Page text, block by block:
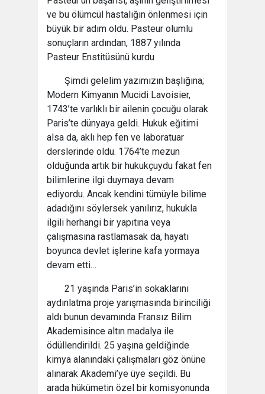
ve bu ölümcül hastalığın önlenmesi için
büyük bir adım oldu. Pasteur olumlu
sonuçların ardından, 1887 yılında
Pasteur Enstitüsünü kurdu
Şimdi gelelim yazımızın başlığına;
Modern Kimyanın Mucidi Lavoisier,
1743’te varlıklı bir ailenin çocuğu olarak
Paris’te dünyaya geldi. Hukuk eğitimi
alsa da, aklı hep fen ve laboratuar
derslerinde oldu. 1764’te mezun
olduğunda artık bir hukukçuydu fakat fen
bilimlerine ilgi duymaya devam
ediyordu. Ancak kendini tümüyle bilime
adadığını söylersek yanılırız, hukukla
ilgili herhangi bir yapıtına veya
çalışmasına rastlamasak da, hayatı
boyunca devlet işlerine kafa yormaya
devam etti…
21 yaşında Paris’in sokaklarını
aydınlatma proje yarışmasında birinciliği
aldı bunun devamında Fransız Bilim
Akademisince altın madalya ile
ödüllendirildi. 25 yaşına geldiğinde
kimya alanındaki çalışmaları göz önüne
alınarak Akademi’ye üye seçildi. Bu
arada hükümetin özel bir komisyonunda